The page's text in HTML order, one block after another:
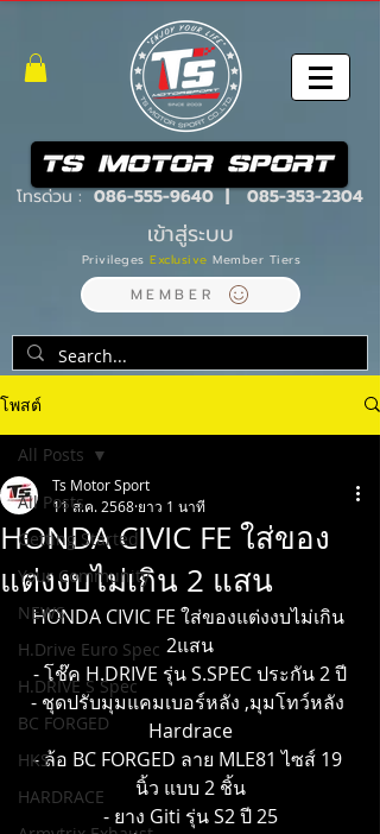
โทรด่วน : 086-555-9640|085-353-2304
เข้าสู่ระบบ
PrivilegesExclusive Member Tiers
MEMBER
โพสต์
All Posts
Getting Started
Your Community
NEWS
H.Drive Euro Spec
H.DRIVE S Spec
BC FORGED
HKS
HARDRACE
All Posts
HONDA CIVIC FE ใส่ของ
แต่งงบไม่เกิน 2 แสน
Ts Motor Sport
11 ส.ค. 2568 ยาว 1 นาที
HONDA CIVIC FE ใส่ของแต่งงบไม่เกิน
2แสน
- โช๊ค H.DRIVE รุ่น S.SPEC ประกัน 2 ปี
- ชุดปรับมุมแคมเบอร์หลัง ,มุมโทว์หลัง
Hardrace
- ล้อ BC FORGED ลาย MLE81 ไซส์ 19
นิ้ว แบบ 2 ชิ้น
- ยาง Giti รุ่น S2 ปี 25